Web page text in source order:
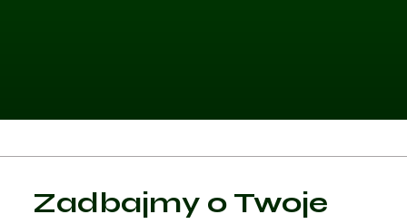
Zadbajmy o Twoje